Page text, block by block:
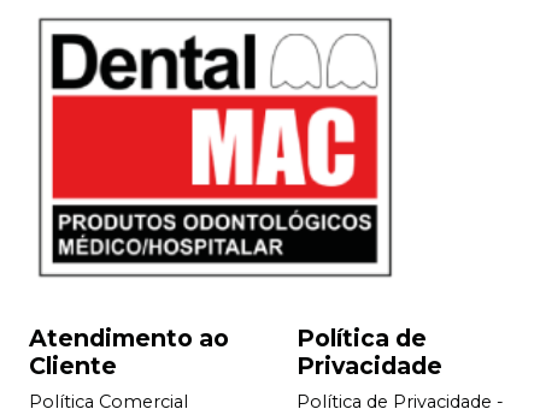
Atendimento ao
Cliente
Política Comercial
Política de
Privacidade
Política de Privacidade -